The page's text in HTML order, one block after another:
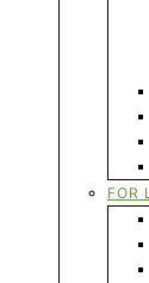
FOR